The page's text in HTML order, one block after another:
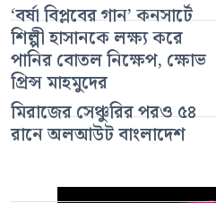
‘বর্ষা বিপ্লবের গান’ কনসার্টে
শিল্পী হাসানকে লক্ষ্য করে
পানির বোতল নিক্ষেপ, ক্ষোভ
প্রিন্স মাহমুদের
মিরাজের সেঞ্চুরির পরও ৫৪
রানে অলআউট বাংলাদেশ